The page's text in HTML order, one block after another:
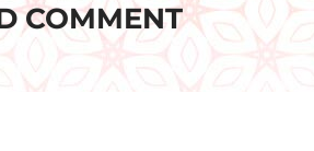
COMMENT